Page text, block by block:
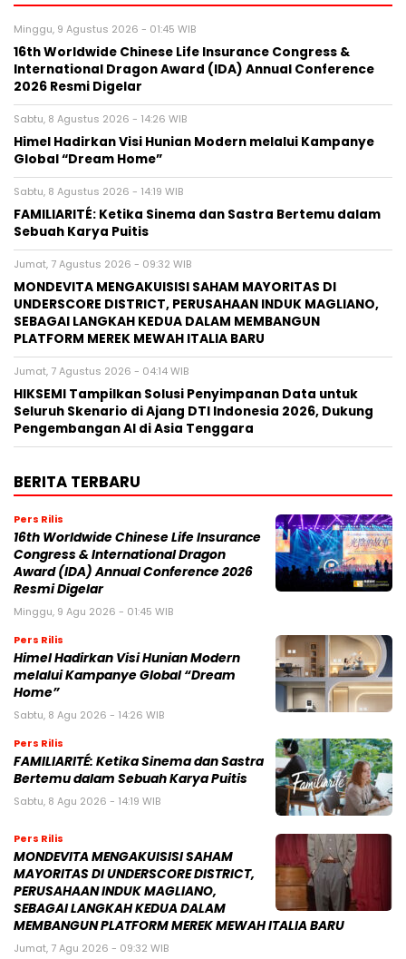
Minggu, 9 Agustus 2026 - 01:45 WIB
16th Worldwide Chinese Life Insurance Congress &
International Dragon Award (IDA) Annual Conference
2026 Resmi Digelar
Sabtu, 8 Agustus 2026 - 14:26 WIB
Himel Hadirkan Visi Hunian Modern melalui Kampanye
Global “Dream Home”
Sabtu, 8 Agustus 2026 - 14:19 WIB
FAMILIARITÉ: Ketika Sinema dan Sastra Bertemu dalam
Sebuah Karya Puitis
Jumat, 7 Agustus 2026 - 09:32 WIB
MONDEVITA MENGAKUISISI SAHAM MAYORITAS DI
UNDERSCORE DISTRICT, PERUSAHAAN INDUK MAGLIANO,
SEBAGAI LANGKAH KEDUA DALAM MEMBANGUN
PLATFORM MEREK MEWAH ITALIA BARU
Jumat, 7 Agustus 2026 - 04:14 WIB
HIKSEMI Tampilkan Solusi Penyimpanan Data untuk
Seluruh Skenario di Ajang DTI Indonesia 2026, Dukung
Pengembangan AI di Asia Tenggara
BERITA TERBARU
Pers Rilis
16th Worldwide Chinese Life Insurance
Congress & International Dragon
Award (IDA) Annual Conference 2026
Resmi Digelar
Minggu, 9 Agu 2026 - 01:45 WIB
Pers Rilis
Himel Hadirkan Visi Hunian Modern
melalui Kampanye Global “Dream
Home”
Sabtu, 8 Agu 2026 - 14:26 WIB
Pers Rilis
FAMILIARITÉ: Ketika Sinema dan Sastra
Bertemu dalam Sebuah Karya Puitis
Sabtu, 8 Agu 2026 - 14:19 WIB
Pers Rilis
MONDEVITA MENGAKUISISI SAHAM
MAYORITAS DI UNDERSCORE DISTRICT,
PERUSAHAAN INDUK MAGLIANO,
SEBAGAI LANGKAH KEDUA DALAM
MEMBANGUN PLATFORM MEREK MEWAH ITALIA BARU
Jumat, 7 Agu 2026 - 09:32 WIB